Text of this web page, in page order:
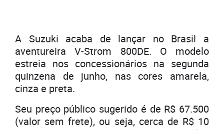
A Suzuki acaba de lançar no Brasil a
aventureira V-Strom 800DE. O modelo
estreia nos concessionários na segunda
quinzena de junho, nas cores amarela,
cinza e preta.
Seu preço público sugerido é de R$ 67.500
(valor sem frete), ou seja, cerca de R$ 10